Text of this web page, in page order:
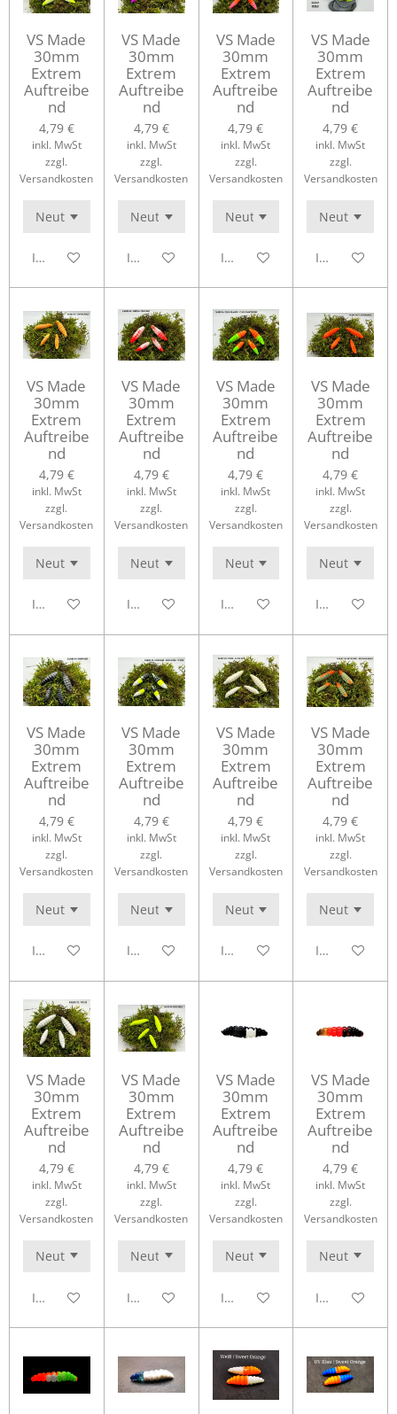
VS Made
30mm
Extrem
Auftreibe
nd
4,79 €
inkl. MwSt
zzgl.
Versandkosten
In den Warenkorb
VS Made
30mm
Extrem
Auftreibe
nd
4,79 €
inkl. MwSt
zzgl.
Versandkosten
In den Warenkorb
VS Made
30mm
Extrem
Auftreibe
nd
4,79 €
inkl. MwSt
zzgl.
Versandkosten
In den Warenkorb
VS Made
30mm
Extrem
Auftreibe
nd
4,79 €
inkl. MwSt
zzgl.
Versandkosten
In den
VS Made
30mm
Extrem
Auftreibe
nd
4,79 €
inkl. MwSt
zzgl.
Versandkosten
In den Warenkorb
VS Made
30mm
Extrem
Auftreibe
nd
4,79 €
inkl. MwSt
zzgl.
Versandkosten
In den Warenkorb
VS Made
30mm
Extrem
Auftreibe
nd
4,79 €
inkl. MwSt
zzgl.
Versandkosten
In den Warenkorb
VS Made
30mm
Extrem
Auftreibe
nd
4,79 €
inkl. MwSt
zzgl.
Versandkosten
In den
VS Made
30mm
Extrem
Auftreibe
nd
4,79 €
inkl. MwSt
zzgl.
Versandkosten
In den Warenkorb
VS Made
30mm
Extrem
Auftreibe
nd
4,79 €
inkl. MwSt
zzgl.
Versandkosten
In den Warenkorb
VS Made
30mm
Extrem
Auftreibe
nd
4,79 €
inkl. MwSt
zzgl.
Versandkosten
In den Warenkorb
VS Made
30mm
Extrem
Auftreibe
nd
4,79 €
inkl. MwSt
zzgl.
Versandkosten
In den
VS Made
30mm
Extrem
Auftreibe
nd
4,79 €
inkl. MwSt
zzgl.
Versandkosten
In den Warenkorb
VS Made
30mm
Extrem
Auftreibe
nd
4,79 €
inkl. MwSt
zzgl.
Versandkosten
In den Warenkorb
VS Made
30mm
Extrem
Auftreibe
nd
4,79 €
inkl. MwSt
zzgl.
Versandkosten
In den Warenkorb
VS Made
30mm
Extrem
Auftreibe
nd
4,79 €
inkl. MwSt
zzgl.
Versandkosten
In den